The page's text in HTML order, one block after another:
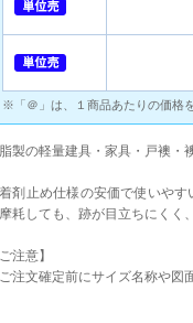
※「＠」は、１商品あたりの価格
製の軽量建具・家具・戸襖・
剤止め仕様の安価で使いや
耗しても、跡が目立ちにくく
ご注意】
注文確定前にサイズ名称や図